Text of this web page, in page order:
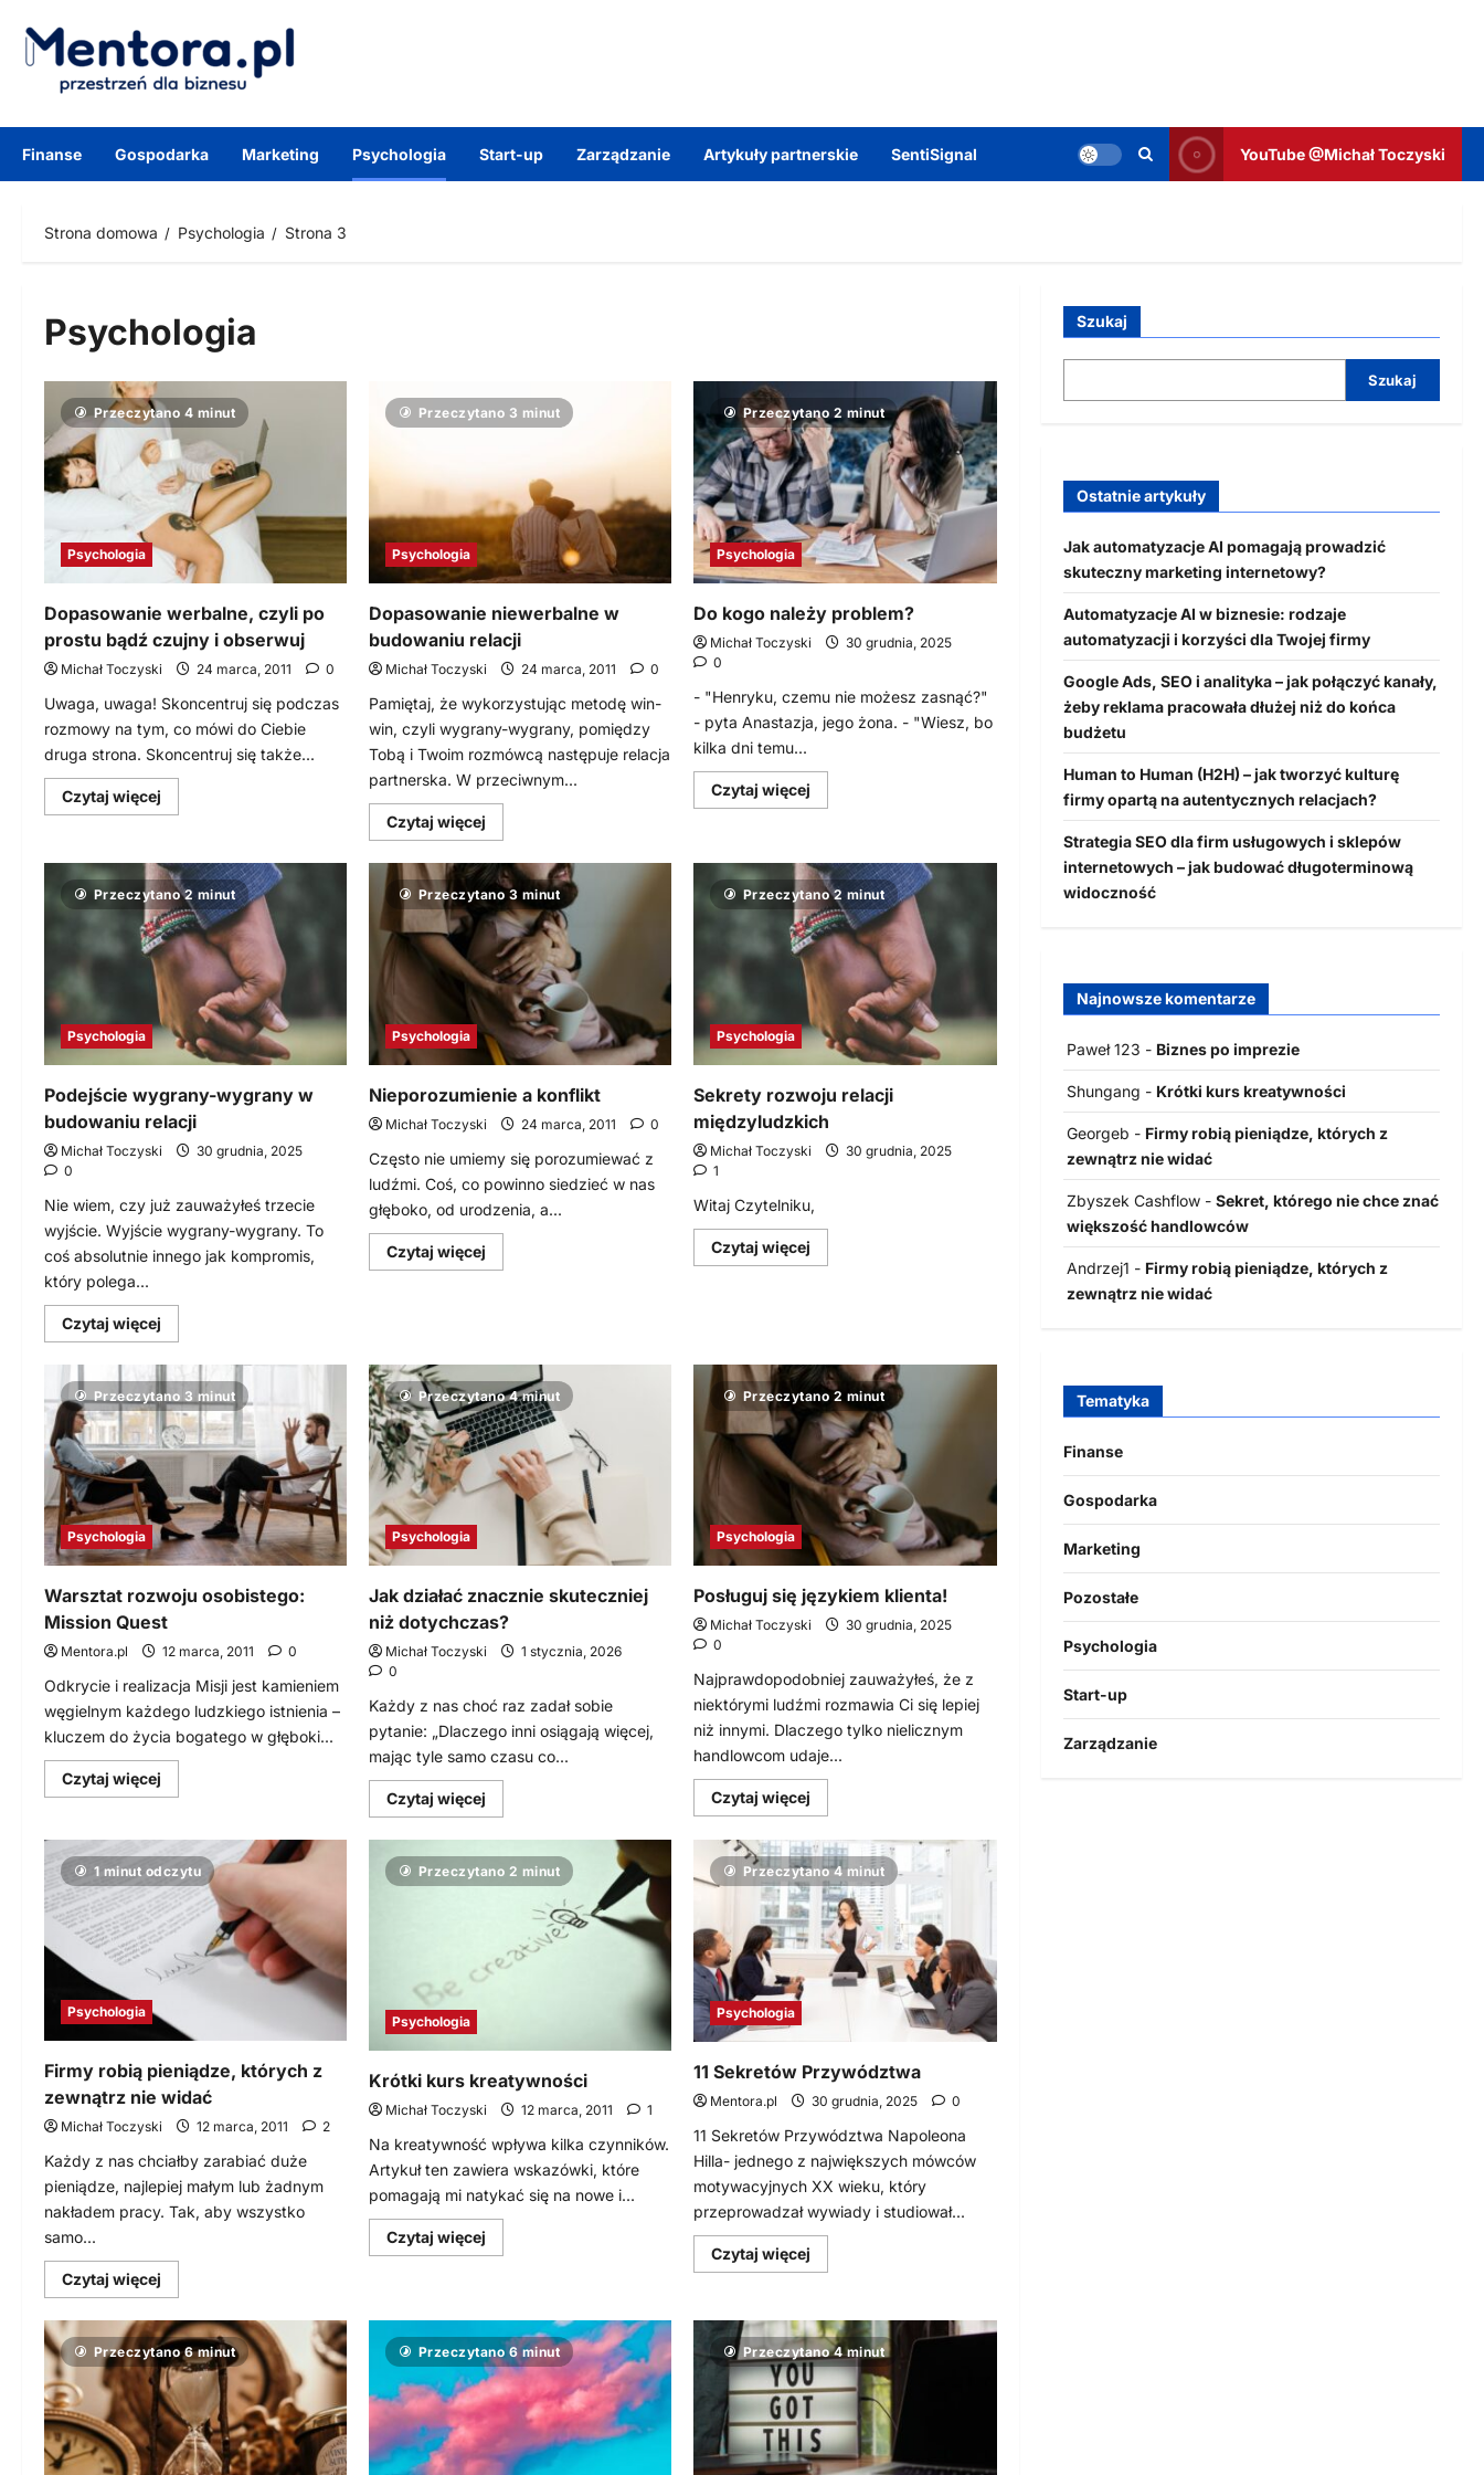
treści
Finanse Gospodarka Marketing Psychologia Start-up Zarządzanie Artykuły partnerskie SentiSignal YouTube @Michał Toczyski
Strona domowa Psychologia Strona 3
Psychologia
Przeczytano 4 minut
Psychologia
Dopasowanie werbalne, czyli po
prostu bądź czujny i obserwuj
Michał Toczyski 24 marca, 2011 0
Uwaga, uwaga! Skoncentruj się podczas
rozmowy na tym, co mówi do Ciebie
druga strona. Skoncentruj się także...
Czytaj więcej
się
werbalne,
czyli
po
prostu
bądź
czujny
i
obserwuj
Przeczytano 3 minut
Psychologia
Dopasowanie niewerbalne w
budowaniu relacji
Michał Toczyski 24 marca, 2011 0
Pamiętaj, że wykorzystując metodę win-
win, czyli wygrany-wygrany, pomiędzy
Tobą i Twoim rozmówcą następuje relacja
partnerska. W przeciwnym...
Czytaj więcej
się
o
Dopasowanie
niewerbalne
w
budowaniu
relacji
Przeczytano 2 minut
Psychologia
Do kogo należy problem?
Michał Toczyski
30 grudnia, 2025
0
- "Henryku, czemu nie możesz zasnąć?"
- pyta Anastazja, jego żona. - "Wiesz, bo
kilka dni temu...
Czytaj więcej
się
kogo
należy
problem?
Przeczytano 2 minut
Psychologia
Podejście wygrany-wygrany w
budowaniu relacji
Michał Toczyski
30 grudnia, 2025
0
Nie wiem, czy już zauważyłeś trzecie
wyjście. Wyjście wygrany-wygrany. To
coś absolutnie innego jak kompromis,
który polega...
Czytaj więcej
się
o
Podejście
wygrany-
wygrany
w
budowaniu
relacji
Przeczytano 3 minut
Psychologia
Nieporozumienie a konflikt
Michał Toczyski 24 marca, 2011 0
Często nie umiemy się porozumiewać z
ludźmi. Coś, co powinno siedzieć w nas
głęboko, od urodzenia, a...
Czytaj więcej
się
Przeczytano 2 minut
Psychologia
Sekrety rozwoju relacji
międzyludzkich
Michał Toczyski
30 grudnia, 2025
1
Witaj Czytelniku,
Czytaj więcej
się
Przeczytano 3 minut
Psychologia
Warsztat rozwoju osobistego:
Mission Quest
Mentora.pl 12 marca, 2011 0
Odkrycie i realizacja Misji jest kamieniem
węgielnym każdego ludzkiego istnienia –
kluczem do życia bogatego w głęboki...
Czytaj więcej
się
Warsztat
rozwoju
osobistego:
Mission
Quest
Przeczytano 4 minut
Psychologia
Jak działać znacznie skuteczniej
niż dotychczas?
Michał Toczyski
1 stycznia, 2026
0
Każdy z nas choć raz zadał sobie
pytanie: „Dlaczego inni osiągają więcej,
mając tyle samo czasu co...
Czytaj więcej
się
o
Jak
działać
znacznie
skuteczniej
dotychczas?
Przeczytano 2 minut
Psychologia
Posługuj się językiem klienta!
Michał Toczyski
30 grudnia, 2025
0
Najprawdopodobniej zauważyłeś, że z
niektórymi ludźmi rozmawia Ci się lepiej
niż innymi. Dlaczego tylko nielicznym
handlowcom udaje...
Czytaj więcej
się
o
Posługuj
się
językiem
klienta!
1 minut odczytu
Psychologia
Firmy robią pieniądze, których z
zewnątrz nie widać
Michał Toczyski 12 marca, 2011 2
Każdy z nas chciałby zarabiać duże
pieniądze, najlepiej małym lub żadnym
nakładem pracy. Tak, aby wszystko
samo...
Czytaj więcej
się
o
Firmy
robią
pieniądze,
których
z
zewnątrz
nie
widać
Przeczytano 2 minut
Psychologia
Krótki kurs kreatywności
Michał Toczyski 12 marca, 2011 1
Na kreatywność wpływa kilka czynników.
Artykuł ten zawiera wskazówki, które
pomagają mi natykać się na nowe i...
Czytaj więcej
się
kreatywności
Przeczytano 4 minut
Psychologia
11 Sekretów Przywództwa
Mentora.pl 30 grudnia, 2025 0
11 Sekretów Przywództwa Napoleona
Hilla- jednego z największych mówców
motywacyjnych XX wieku, który
przeprowadzał wywiady i studiował...
Czytaj więcej
się
Sekretów
Przywództwa
Przeczytano 6 minut Przeczytano 6 minut Przeczytano 4 minut
Szukaj
Szukaj
Ostatnie artykuły
Jak automatyzacje AI pomagają prowadzić
skuteczny marketing internetowy?
Automatyzacje AI w biznesie: rodzaje
automatyzacji i korzyści dla Twojej firmy
Google Ads, SEO i analityka – jak połączyć kanały,
żeby reklama pracowała dłużej niż do końca
budżetu
Human to Human (H2H) – jak tworzyć kulturę
firmy opartą na autentycznych relacjach?
Strategia SEO dla firm usługowych i sklepów
internetowych – jak budować długoterminową
widoczność
Najnowsze komentarze
Paweł 123 - Biznes po imprezie
Shungang - Krótki kurs kreatywności
Georgeb - Firmy robią pieniądze, których z
zewnątrz nie widać
Zbyszek Cashflow- Sekret, którego nie chce znać
większość handlowców
Andrzej1 - Firmy robią pieniądze, których z
zewnątrz nie widać
Tematyka
Finanse
Gospodarka
Marketing
Pozostałe
Psychologia
Start-up
Zarządzanie